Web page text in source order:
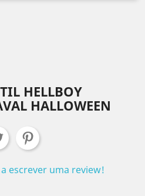
HELLBOY
HALLOWEEN
escrever uma review!